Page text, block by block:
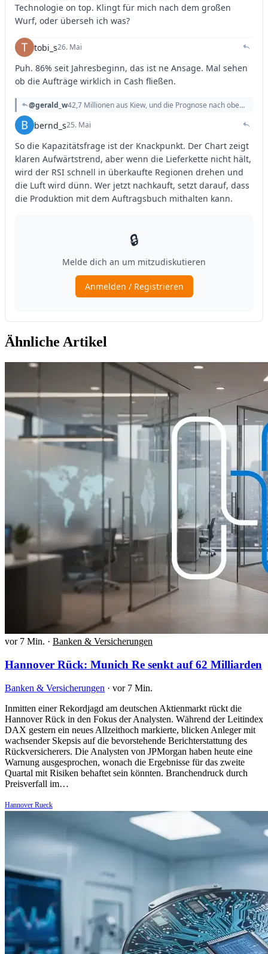
Ähnliche Artikel
vor 7 Min. · Banken & Versicherungen
Hannover Rück: Munich Re senkt auf 62 Milliarden
Banken & Versicherungen · vor 7 Min.
Inmitten einer Rekordjagd am deutschen Aktienmarkt rückt die
Hannover Rück in den Fokus der Analysten. Während der Leitindex
DAX gestern ein neues Allzeithoch markierte, blicken Anleger mit
wachsender Skepsis auf die bevorstehende Berichterstattung des
Rückversicherers. Die Analysten von JPMorgan haben heute eine
Warnung ausgesprochen, wonach die Ergebnisse für das zweite
Quartal mit Risiken behaftet sein könnten. Branchendruck durch
Preisverfall im…
Hannover Rueck